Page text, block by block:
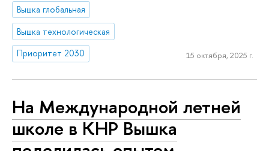
Вышка глобальная
Вышка технологическая
Приоритет 2030
15 октября, 2025 г.
На Международной летней
школе в КНР Вышка